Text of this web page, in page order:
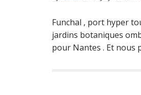
Funchal , port hyper
jardins botaniques
pour Nantes . Et nous